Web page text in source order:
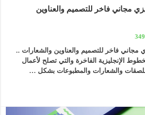
إنجليزي مجاني فاخر للتصميم والعناوين
349
مجاني فاخر للتصميم والعناوين والشعارات ..
الإنجليزية الفاخرة والتي تصلح لأعمال
والشعارات والمطبوعات بشكل …